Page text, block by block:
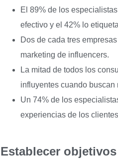
El 89% de los
efectivo y el 42% lo
Dos de cada tres
marketing de influencers.
La mitad de todos los
influyentes cuando buscan
Un 74% de los
experiencias de los
Establecer